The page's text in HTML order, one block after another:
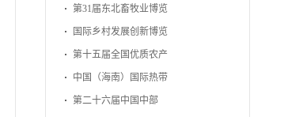
第31届东北畜牧业博览
会 国际乡村发展创新博览
会第十五届全国优质农产
品展销周
中国（海南）国际热带
农产品冬季交易会
第二十六届中国中部